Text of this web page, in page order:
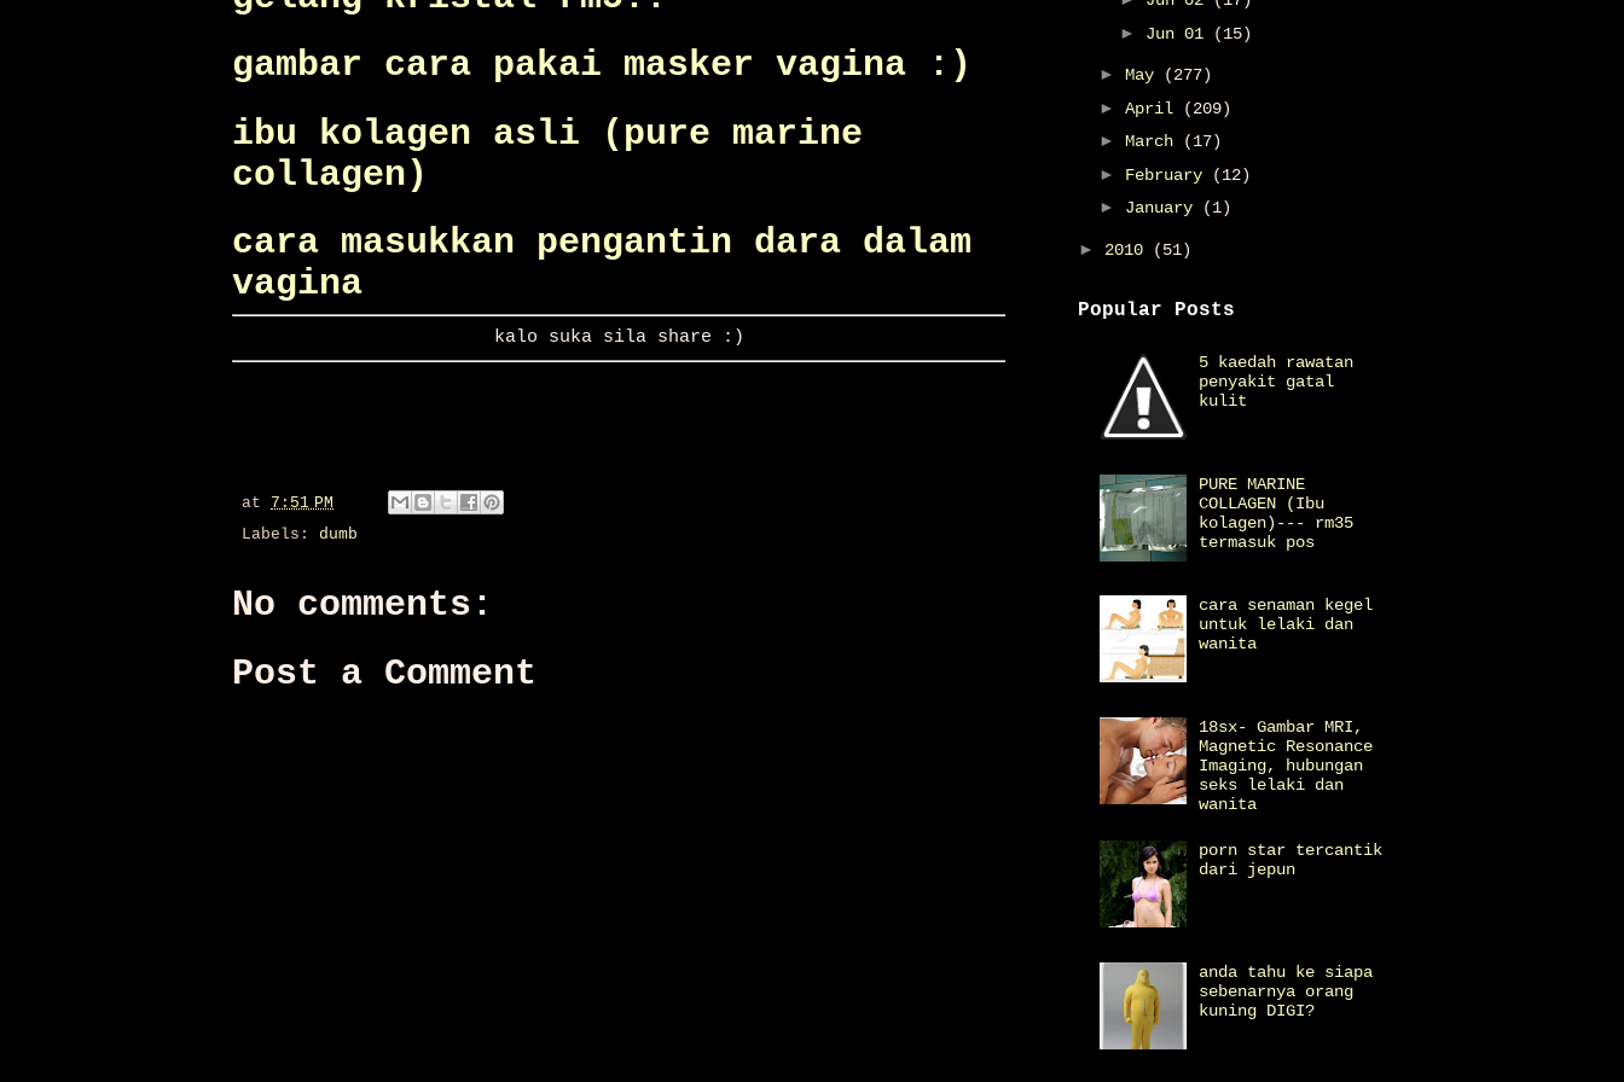
gambar cara pakai masker vagina :)
ibu kolagen asli (pure marine
collagen)
cara masukkan pengantin dara dalam
vagina
kalo suka sila share :)
at 7:51 PM
Labels: dumb
No comments:
Post a Comment
► Jun 01 (15)
► May
(277)
► April
(209)
► March
(17)
► February
(12)
► January (1)
► 2010 (51)
Popular Posts
5 kaedah rawatan
penyakit gatal
kulit
PURE MARINE
COLLAGEN (Ibu
kolagen)--- rm35
termasuk pos
cara senaman kegel
untuk lelaki dan
wanita
18sx- Gambar MRI,
Magnetic Resonance
Imaging, hubungan
seks lelaki dan
wanita
porn star tercantik
dari jepun
anda tahu ke siapa
sebenarnya orang
kuning DIGI?